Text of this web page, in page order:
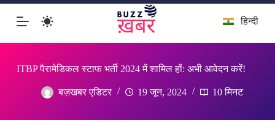
छोड़कर
पर
के
हिन्दी
ITBP पैरामेडिकल स्टाफ भर्ती 2024 में शामिल हों: अभी आवेदन करें!
बज़खबर एडिटर 19 जून, 2024 10 मिनट